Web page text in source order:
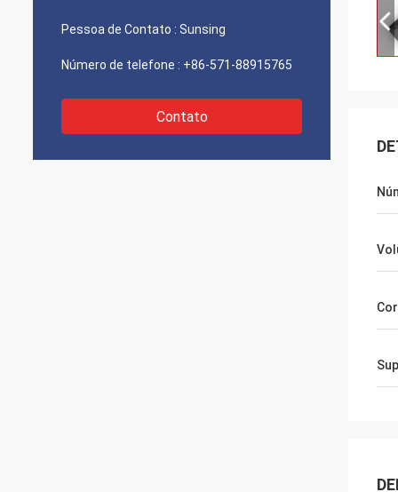
Pessoa de Contato : Sunsing
Número de telefone : +86-571-88915765
Contato